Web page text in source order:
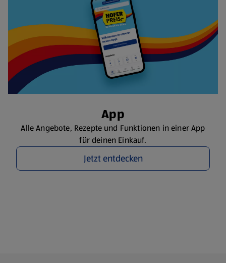
App
Alle Angebote, Rezepte und Funktionen in einer App
für deinen Einkauf.
Jetzt entdecken